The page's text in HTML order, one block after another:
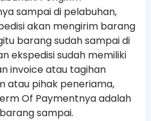
sampai di pelabuhan,
akan mengirim barang
barang sudah sampai di
ekspedisi sudah memiliki
invoice atau tagihan
atau pihak peneriama,
Of Paymentnya adalah
sampai.